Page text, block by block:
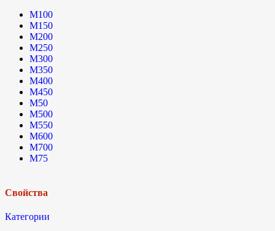
М100
М150
М200
М250
М300
М350
М400
М450
М50
М500
М550
М600
М700
М75
Свойства
Категории